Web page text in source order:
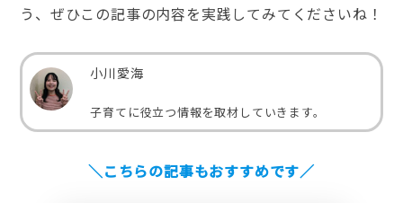
う、ぜひこの記事の内容を実践してみてくださいね！
小川愛海
子育てに役立つ情報を取材していきます。
＼こちらの記事もおすすめです／